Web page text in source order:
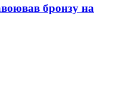
бронзу на